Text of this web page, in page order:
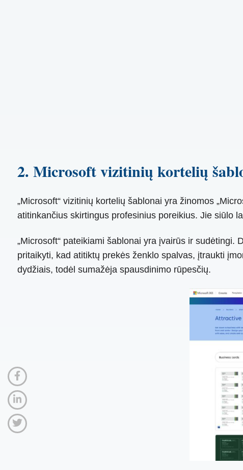
2. Microsoft vizitinių kortelių
„Microsoft“ vizitinių kortelių šablonai yra žinomos
atitinkančius skirtingus profesinius poreikius. Jie siūlo
„Microsoft“ pateikiami šablonai yra įvairūs ir
pritaikyti, kad atitiktų prekės ženklo spalvas, įtraukti
dydžiais, todėl sumažėja spausdinimo rūpesčių.